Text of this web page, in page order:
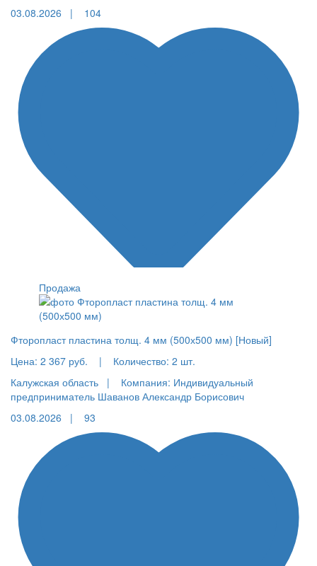
03.08.2026 |
104
Продажа
Фторопласт пластина толщ. 4 мм (500х500 мм) [Новый]
Цена: 2 367 руб. | Количество: 2 шт.
Калужская область |
Компания: Индивидуальный
предприниматель Шаванов Александр Борисович
03.08.2026 |
93